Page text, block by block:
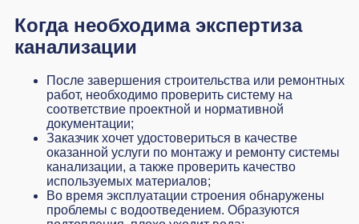
Когда необходима экспертиза
канализации
После завершения строительства или ремонтных
работ, необходимо проверить систему на
соответствие проектной и нормативной
документации;
Заказчик хочет удостовериться в качестве
оказанной услуги по монтажу и ремонту системы
канализации, а также проверить качество
используемых материалов;
Во время эксплуатации строения обнаружены
проблемы с водоотведением. Образуются